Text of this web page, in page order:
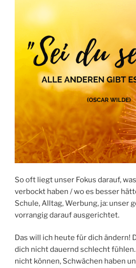
So oft liegt unser Fokus darauf,
verbockt haben / wo es besser
Schule, Alltag, Werbung, ja: unser
vorrangig darauf ausgerichtet.
Das will ich heute für dich ändern!
dich nicht dauernd schlecht
nicht können, Schwächen haben